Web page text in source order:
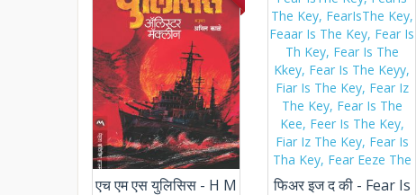
एच एम एस युलिसिस - H M
फिअर इज द की - Fear Is